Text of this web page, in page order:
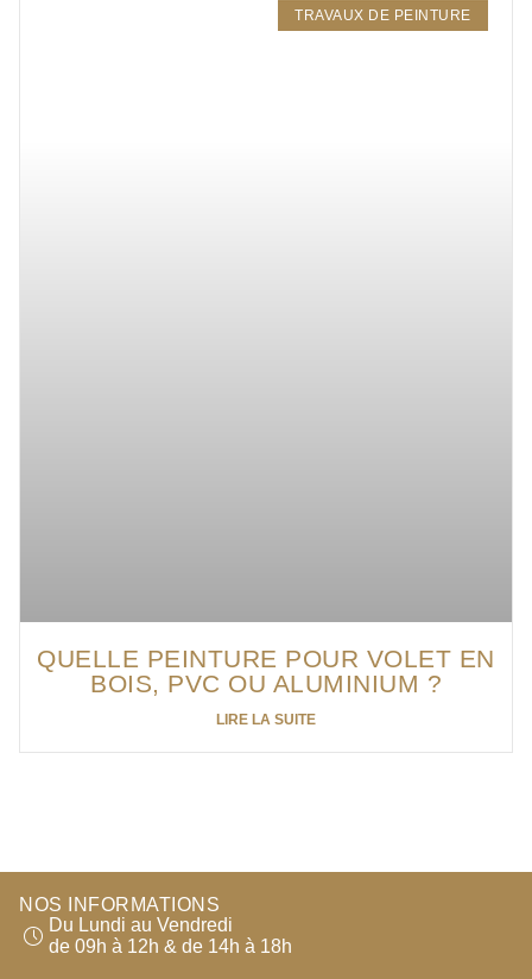
TRAVAUX DE PEINTURE
QUELLE PEINTURE POUR VOLET EN
BOIS, PVC OU ALUMINIUM ?
LIRE LA SUITE
NOS INFORMATIONS
Du Lundi au Vendredi
de 09h à 12h & de 14h à 18h